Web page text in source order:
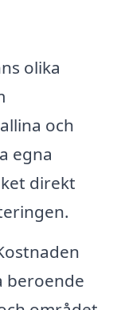
olika
och
egna
direkt
beroende